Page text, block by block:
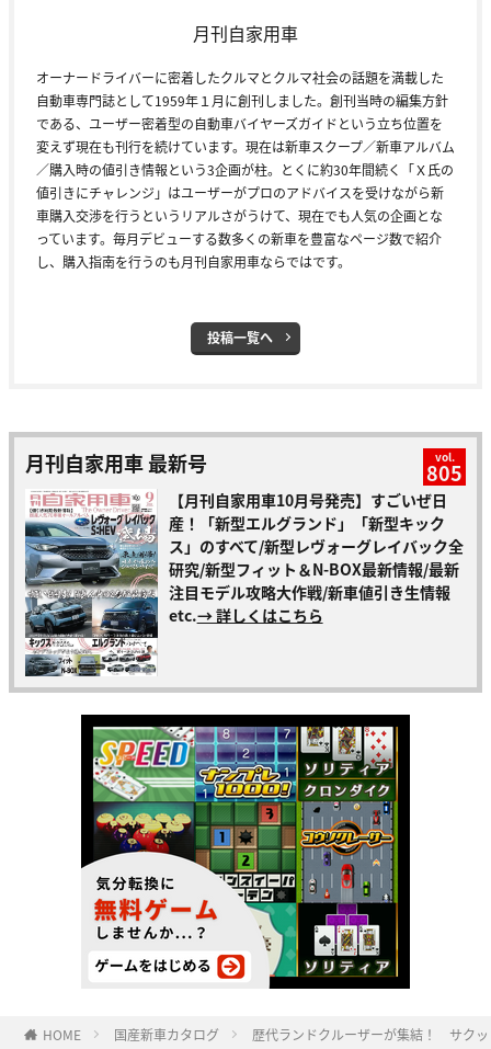
月刊自家用車
オーナードライバーに密着したクルマとクルマ社会の話題を満載した
自動車専門誌として1959年１月に創刊しました。創刊当時の編集方針
である、ユーザー密着型の自動車バイヤーズガイドという立ち位置を
変えず現在も刊行を続けています。現在は新車スクープ／新車アルバム
／購入時の値引き情報という3企画が柱。とくに約30年間続く「Ｘ氏の
値引きにチャレンジ」はユーザーがプロのアドバイスを受けながら新
車購入交渉を行うというリアルさがうけて、現在でも人気の企画とな
っています。毎月デビューする数多くの新車を豊富なページ数で紹介
し、購入指南を行うのも月刊自家用車ならではです。
投稿一覧へ
月刊自家用車 最新号 vol.
805
【月刊自家用車10月号発売】すごいぜ日
産！「新型エルグランド」「新型キック
ス」のすべて/新型レヴォーグレイバック全
研究/新型フィット＆N-BOX最新情報/最新
注目モデル攻略大作戦/新車値引き生情報
etc.→ 詳しくはこちら
HOME 国産新車カタログ 歴代ランドクルーザーが集結！ サク